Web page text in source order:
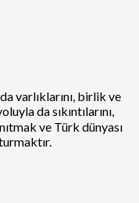
varlıklarını, birlik ve
da sıkıntılarını,
ve Türk dünyası